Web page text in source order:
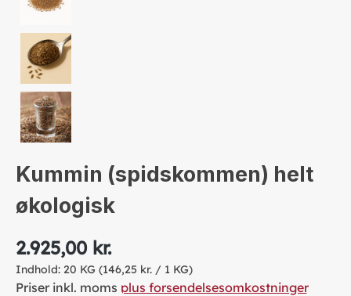
Kummin (spidskommen) helt
økologisk
2.925,00 kr.
Indhold: 20 KG (146,25 kr. / 1 KG)
Priser inkl. moms plus forsendelsesomkostninger